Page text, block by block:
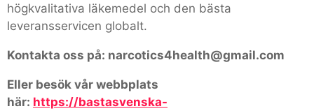
högkvalitativa läkemedel och den bästa
leveransservicen globalt.
Kontakta oss på: narcotics4health@gmail.com
Eller besök vår webbplats
här: https://bastasvenska-